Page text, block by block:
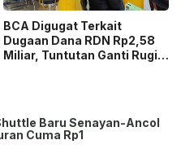
BCA Digugat Terkait
Dugaan Dana RDN Rp2,58
Miliar, Tuntutan Ganti Rugi
Baru Senayan-Ancol
Cuma Rp1